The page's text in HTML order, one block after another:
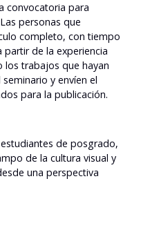
convocatoria para
personas que
completo, con tiempo
de la experiencia
los trabajos que hayan
y envíen el
para la publicación.
de posgrado,
de la cultura visual y
una perspectiva